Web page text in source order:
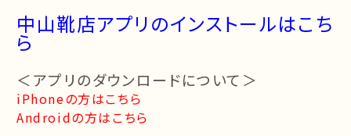
中山靴店アプリのインストールはこち
ら
＜アプリのダウンロードについて＞
iPhoneの方はこちら
Androidの方はこちら